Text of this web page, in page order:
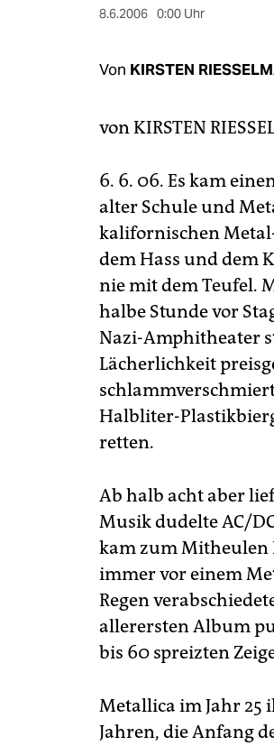
8.6.2006 0:00 Uhr
Von KIRSTEN
vonKIRSTEN
6. 6. 06. Es kam
alter Schule und
kalifornischen
dem Hass und dem
nie mit dem Teufel.
halbe Stunde vor
Nazi-Amphitheater
Lächerlichkeit
Halbliter-
retten.
Ab halb acht aber
Musik dudelte AC/
kam zum Mitheulen
immer vor einem
Regen
allerersten Album
bis 60 spreizten
Metallica im Jahr 25
Jahren, die Anfang